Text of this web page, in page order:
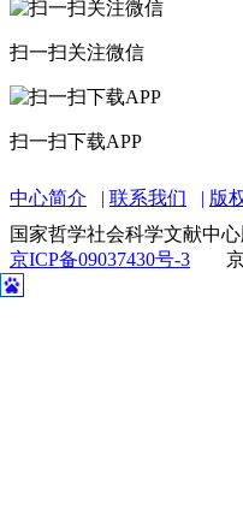
扫一扫关注微信
扫一扫下载APP
中心简介 联系我们
版
国家哲学社会科学文献中
京ICP备09037430号-3